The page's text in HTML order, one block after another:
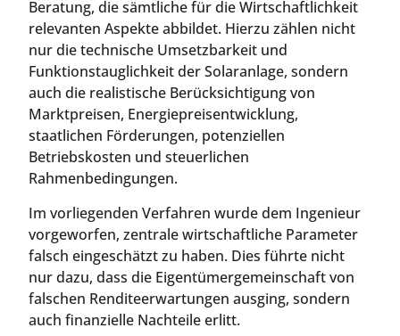
Beratung, die sämtliche für die Wirtschaftlichkeit
relevanten Aspekte abbildet. Hierzu zählen nicht
nur die technische Umsetzbarkeit und
Funktionstauglichkeit der Solaranlage, sondern
auch die realistische Berücksichtigung von
Marktpreisen, Energiepreisentwicklung,
staatlichen Förderungen, potenziellen
Betriebskosten und steuerlichen
Rahmenbedingungen.
Im vorliegenden Verfahren wurde dem Ingenieur
vorgeworfen, zentrale wirtschaftliche Parameter
falsch eingeschätzt zu haben. Dies führte nicht
nur dazu, dass die Eigentümergemeinschaft von
falschen Renditeerwartungen ausging, sondern
auch finanzielle Nachteile erlitt.